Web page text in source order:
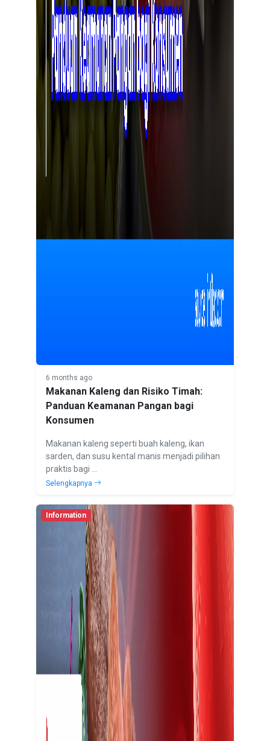
6 months ago
Makanan Kaleng dan Risiko Timah:
Panduan Keamanan Pangan bagi
Konsumen
Makanan kaleng seperti buah kaleng, ikan
sarden, dan susu kental manis menjadi pilihan
praktis bagi ...
Selengkapnya
Information